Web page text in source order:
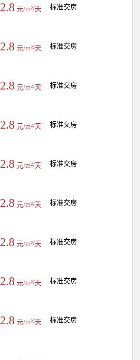
2.8 元/m²/天 标准交房
2.8 元/m²/天 标准交房
2.8 元/m²/天 标准交房
2.8 元/m²/天 标准交房
2.8 元/m²/天 标准交房
2.8 元/m²/天 标准交房
2.8 元/m²/天 标准交房
2.8 元/m²/天 标准交房
2.8 元/m²/天 标准交房